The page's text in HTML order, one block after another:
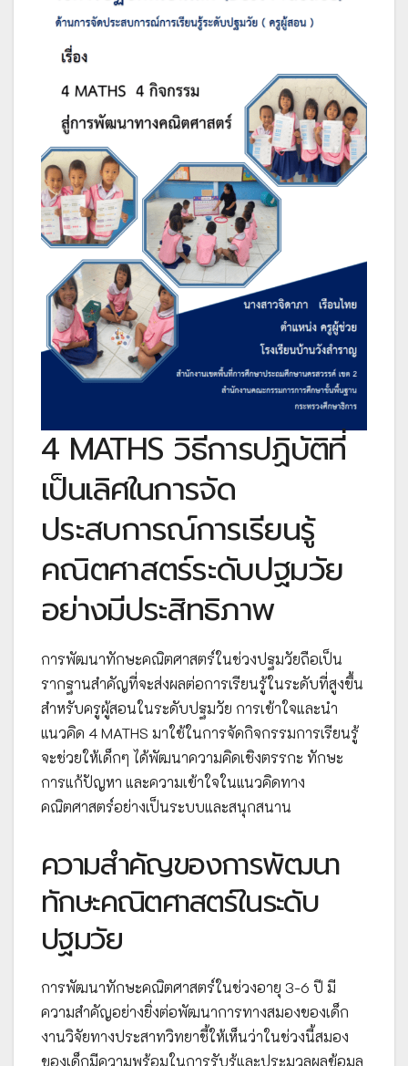
4 MATHS วิธีการปฏิบัติที่
เป็นเลิศในการจัด
ประสบการณ์การเรียนรู้
คณิตศาสตร์ระดับปฐมวัย
อย่างมีประสิทธิภาพ
การพัฒนาทักษะคณิตศาสตร์ในช่วงปฐมวัยถือเป็น
รากฐานสำคัญที่จะส่งผลต่อการเรียนรู้ในระดับที่สูงขึ้น
สำหรับครูผู้สอนในระดับปฐมวัย การเข้าใจและนำ
แนวคิด 4 MATHS มาใช้ในการจัดกิจกรรมการเรียนรู้
จะช่วยให้เด็กๆ ได้พัฒนาความคิดเชิงตรรกะ ทักษะ
การแก้ปัญหา และความเข้าใจในแนวคิดทาง
คณิตศาสตร์อย่างเป็นระบบและสนุกสนาน
ความสำคัญของการพัฒนา
ทักษะคณิตศาสตร์ในระดับ
ปฐมวัย
การพัฒนาทักษะคณิตศาสตร์ในช่วงอายุ 3-6 ปี มี
ความสำคัญอย่างยิ่งต่อพัฒนาการทางสมองของเด็ก
งานวิจัยทางประสาทวิทยาชี้ให้เห็นว่าในช่วงนี้สมอง
ของเด็กมีความพร้อมในการรับรู้และประมวลผลข้อมูล